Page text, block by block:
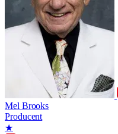
Mel Brooks
Producent
★